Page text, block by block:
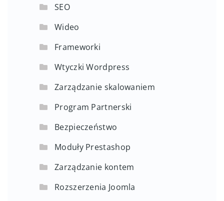
SEO
Wideo
Frameworki
Wtyczki Wordpress
Zarządzanie skalowaniem
Program Partnerski
Bezpieczeństwo
Moduły Prestashop
Zarządzanie kontem
Rozszerzenia Joomla